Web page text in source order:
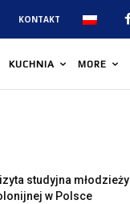
KONTAKT
KUCHNIA MORE
studyjna młodzieży
w Polsce